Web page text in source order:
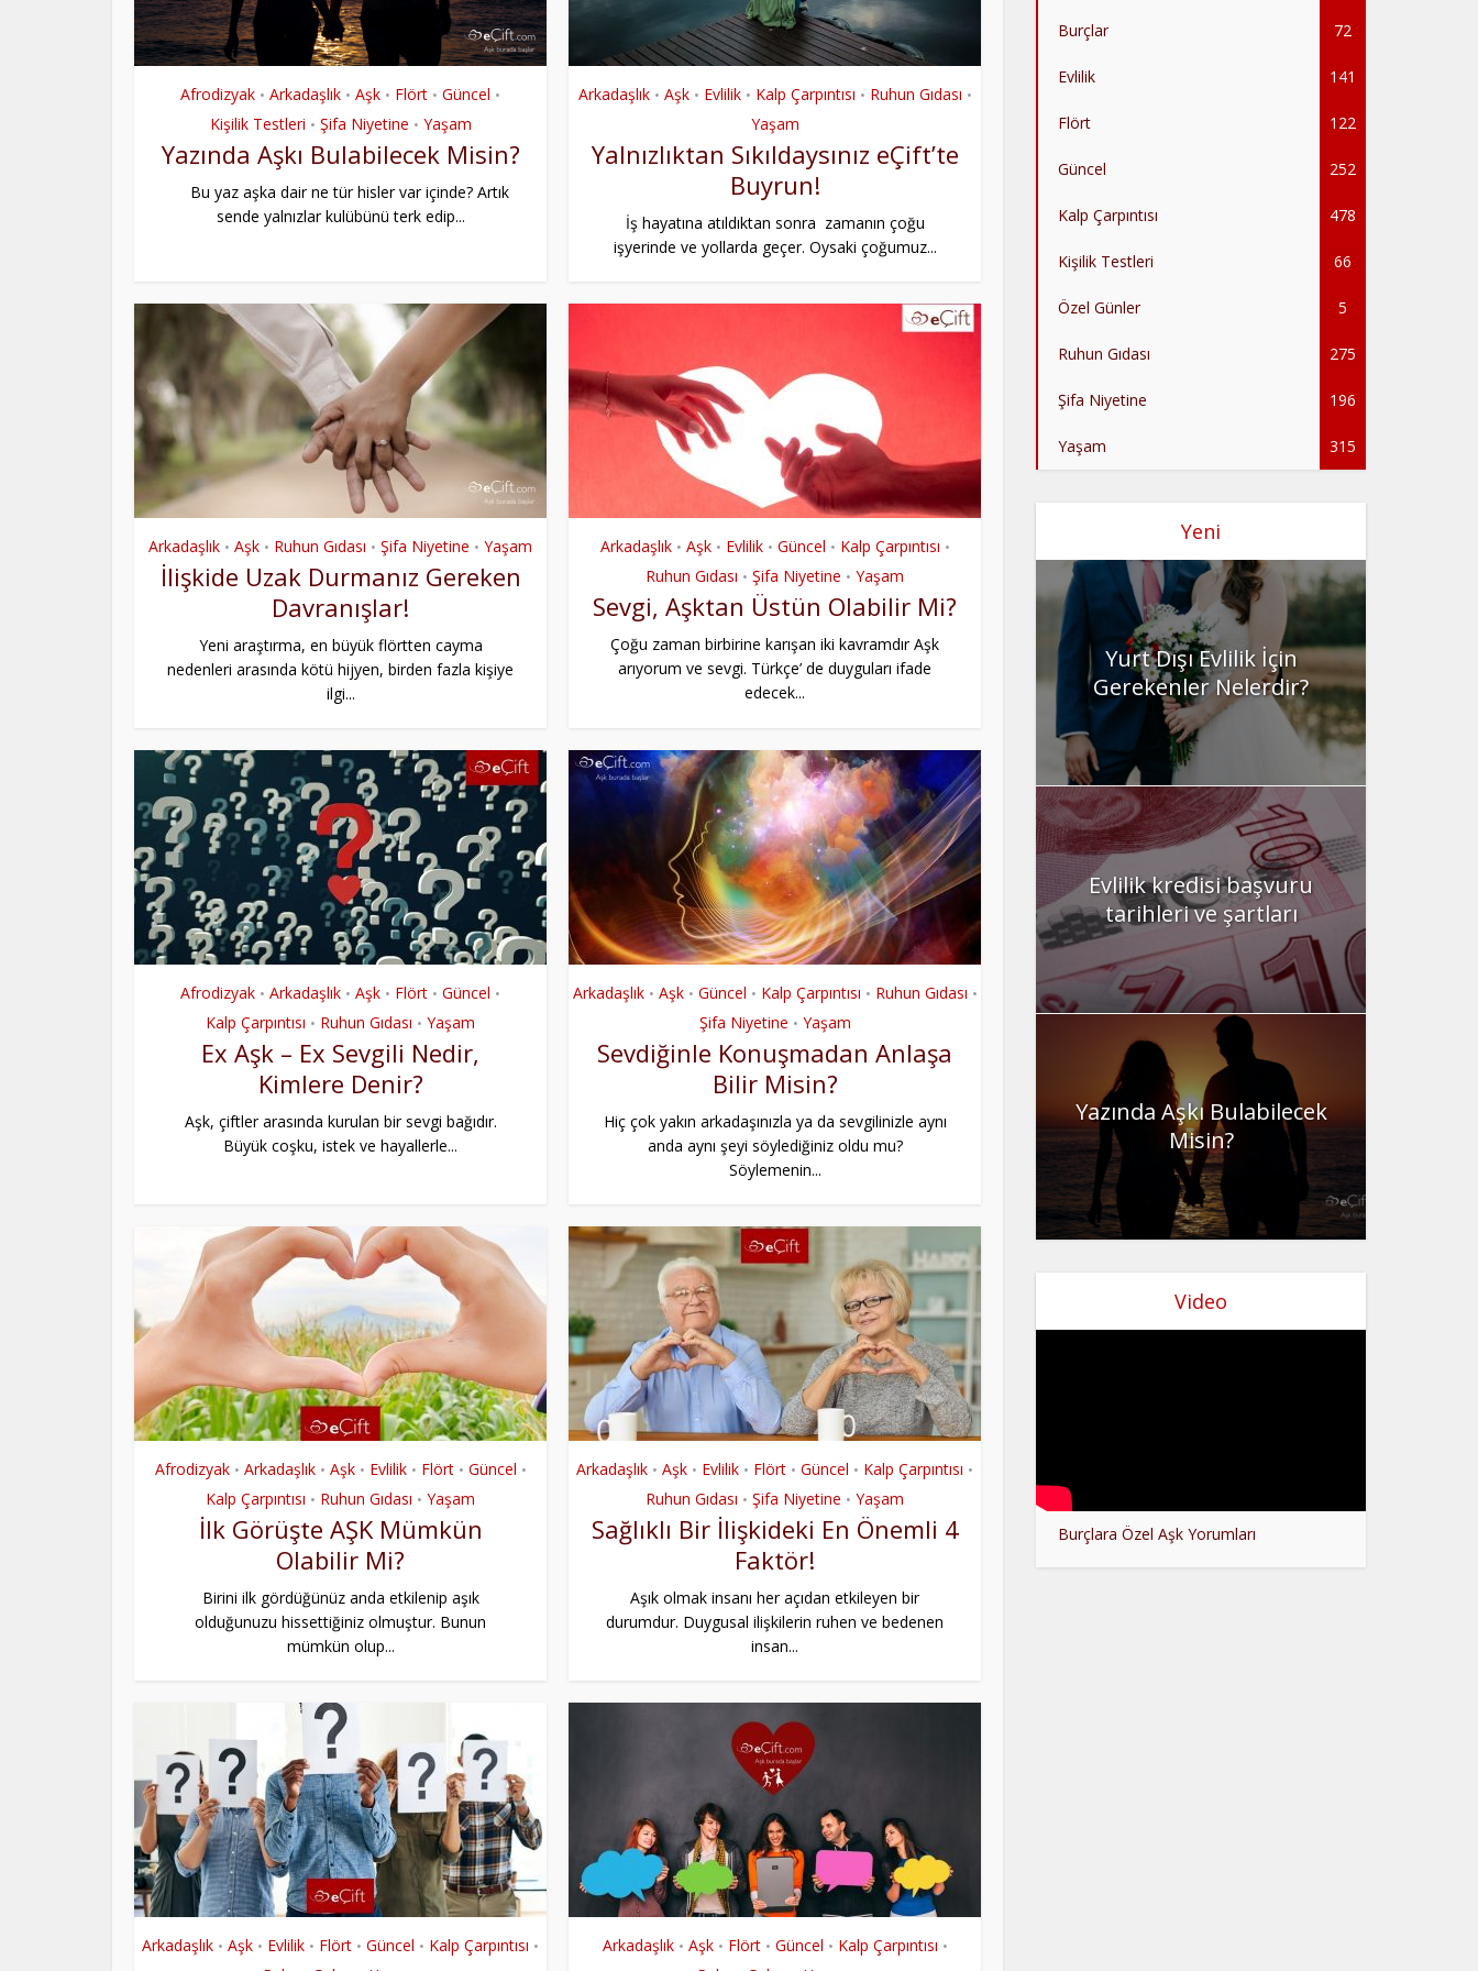
Afrodizyak • Arkadaşlık • Aşk • Flört • Güncel •
Kişilik Testleri • Şifa Niyetine • Yaşam
Yazında Aşkı Bulabilecek Misin?
Bu yaz aşka dair ne tür hisler var içinde? Artık
sende yalnızlar kulübünü terk edip...
Arkadaşlık • Aşk • Evlilik • Kalp Çarpıntısı • Ruhun Gıdası •
Yaşam
Yalnızlıktan Sıkıldaysınız eÇift’te
Buyrun!
İş hayatına atıldıktan sonra zamanın çoğu
işyerinde ve yollarda geçer. Oysaki çoğumuz...
Arkadaşlık • Aşk • Ruhun Gıdası • Şifa Niyetine • Yaşam
İlişkide Uzak Durmanız Gereken
Davranışlar!
Yeni araştırma, en büyük flörtten cayma
nedenleri arasında kötü hijyen, birden fazla kişiye
ilgi...
Arkadaşlık • Aşk • Evlilik • Güncel • Kalp Çarpıntısı •
Ruhun Gıdası • Şifa Niyetine • Yaşam
Sevgi, Aşktan Üstün Olabilir Mi?
Çoğu zaman birbirine karışan iki kavramdır Aşk
arıyorum ve sevgi. Türkçe’ de duyguları ifade
edecek...
Afrodizyak • Arkadaşlık • Aşk • Flört • Güncel •
Kalp Çarpıntısı • Ruhun Gıdası • Yaşam
Ex Aşk – Ex Sevgili Nedir,
Kimlere Denir?
Aşk, çiftler arasında kurulan bir sevgi bağıdır.
Büyük coşku, istek ve hayallerle...
Arkadaşlık • Aşk • Güncel • Kalp Çarpıntısı • Ruhun Gıdası •
Şifa Niyetine • Yaşam
Sevdiğinle Konuşmadan Anlaşa
Bilir Misin?
Hiç çok yakın arkadaşınızla ya da sevgilinizle aynı
anda aynı şeyi söylediğiniz oldu mu?
Söylemenin...
Afrodizyak • Arkadaşlık • Aşk • Evlilik • Flört • Güncel •
Kalp Çarpıntısı • Ruhun Gıdası • Yaşam
İlk Görüşte AŞK Mümkün
Olabilir Mi?
Birini ilk gördüğünüz anda etkilenip aşık
olduğunuzu hissettiğiniz olmuştur. Bunun
mümkün olup...
Arkadaşlık • Aşk • Evlilik • Flört • Güncel • Kalp Çarpıntısı •
Ruhun Gıdası • Şifa Niyetine • Yaşam
Sağlıklı Bir İlişkideki En Önemli 4
Faktör!
Aşık olmak insanı her açıdan etkileyen bir
durumdur. Duygusal ilişkilerin ruhen ve bedenen
insan...
Arkadaşlık • Aşk • Evlilik • Flört • Güncel • Kalp Çarpıntısı • Arkadaşlık • Aşk • Flört • Güncel • Kalp Çarpıntısı •
Burçlar 72
Evlilik 141
Flört 122
Güncel 252
Kalp Çarpıntısı 478
Kişilik Testleri 66
Özel Günler 5
Ruhun Gıdası 275
Şifa Niyetine 196
Yaşam 315
Yeni
Yurt Dışı Evlilik İçin
Gerekenler Nelerdir?
Evlilik kredisi başvuru
tarihleri ve şartları
Yazında Aşkı Bulabilecek
Misin?
Video
Burçlara Özel Aşk Yorumları